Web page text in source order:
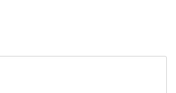
聲波